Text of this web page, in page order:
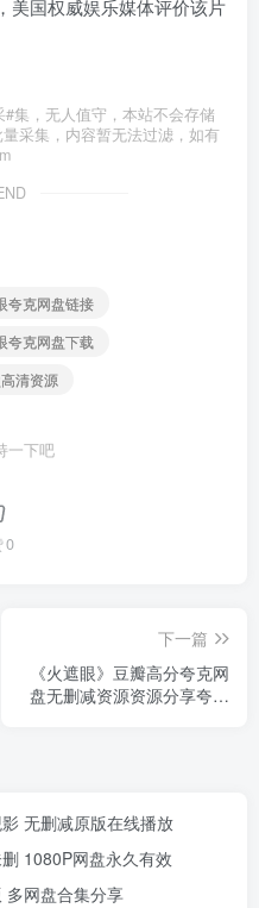
美国权威娱乐媒体评价该片
集，无人值守，本站不会存储
采集，内容暂无法过滤，如有
夸克网盘链接
夸克网盘下载
清资源
一下吧
0
下一篇
《火遮眼》豆瓣高分夸克网
盘无删减资源资源分享夸克
无删减原版在线播放
1080P网盘永久有效
多网盘合集分享